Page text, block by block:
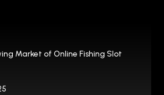
Market of Online Fishing Slot